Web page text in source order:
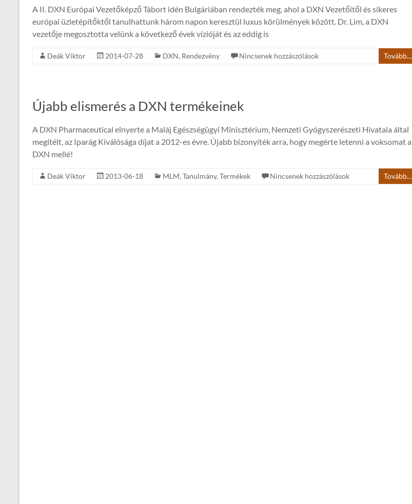
A II. DXN Európai Vezetőképző Tábort idén Bulgáriában rendezték meg, ahol a DXN Vezetőitől és sikeres
európai üzletépítőktől tanulhattunk három napon keresztül luxus körülmények között. Dr. Lim, a DXN
vezetője megosztotta velünk a következő évek vízióját és az eddig is
Deák Viktor 2014-07-28 DXN, Rendezvény Nincsenek hozzászólások Tovább...
Újabb elismerés a DXN termékeinek
A DXN Pharmaceutical elnyerte a Maláj Egészségügyi Minisztérium, Nemzeti Gyógyszerészeti Hivatala által
megítélt, az Iparág Kiválósága díjat a 2012-es évre. Újabb bizonyíték arra, hogy megérte letenni a voksomat a
DXN mellé!
Deák Viktor 2013-06-18 MLM, Tanulmány, Termékek Nincsenek hozzászólások Tovább...